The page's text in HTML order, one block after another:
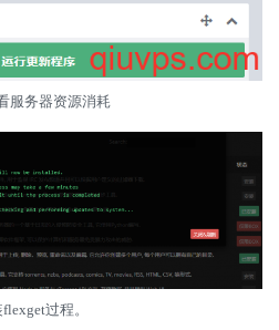
服务器资源消耗
过程。